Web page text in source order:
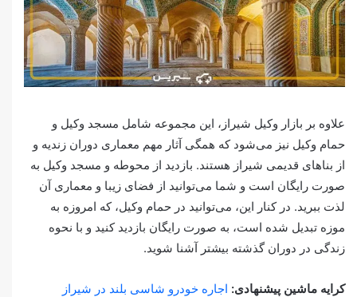
علاوه بر بازار وکیل شیراز، این مجموعه شامل مسجد وکیل و
حمام وکیل نیز می‌شود که همگی آثار مهم معماری دوران زندیه و
از بناهای قدیمی شیراز هستند. بازدید از محوطه و مسجد وکیل به
صورت رایگان است و شما می‌توانید از فضای زیبا و معماری آن
لذت ببرید. در کنار این، می‌توانید در حمام وکیل، که امروزه به
موزه تبدیل شده است، به صورت رایگان بازدید کنید و با نحوه
زندگی در دوران گذشته بیشتر آشنا شوید.
کرایه ماشین پیشنهادی: اجاره خودرو شاسی بلند در شیراز